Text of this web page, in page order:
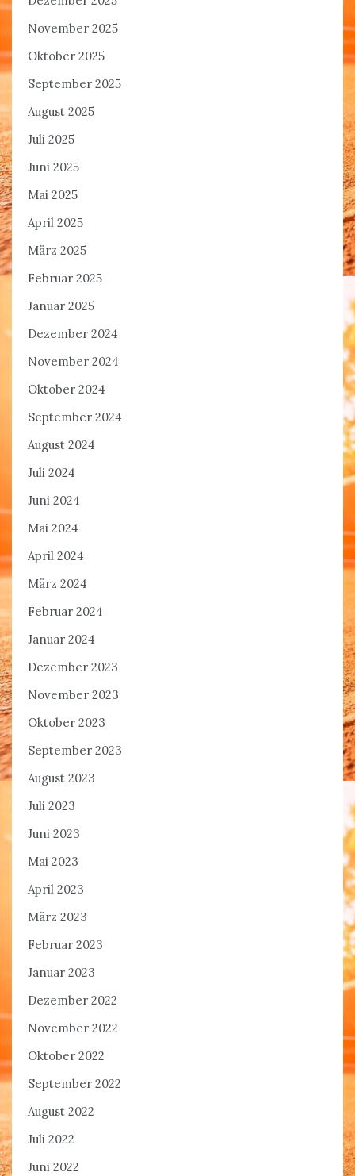
November 2025
Oktober 2025
September 2025
August 2025
Juli 2025
Juni 2025
Mai 2025
April 2025
März 2025
Februar 2025
Januar 2025
Dezember 2024
November 2024
Oktober 2024
September 2024
August 2024
Juli 2024
Juni 2024
Mai 2024
April 2024
März 2024
Februar 2024
Januar 2024
Dezember 2023
November 2023
Oktober 2023
September 2023
August 2023
Juli 2023
Juni 2023
Mai 2023
April 2023
März 2023
Februar 2023
Januar 2023
Dezember 2022
November 2022
Oktober 2022
September 2022
August 2022
Juli 2022
Juni 2022